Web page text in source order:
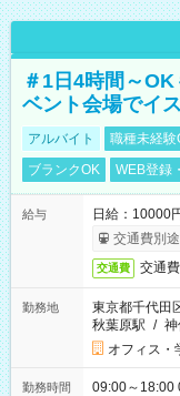
＃1日4時間～
ベント会場でイ
アルバイト 職種未経験
ブランクOK
WEB登録
給与
日給：10000
交通費別
交通費 交通
勤務地
東京都千代田
秋葉原駅 / 神
オフィス・
勤務時間
09:00～18:00